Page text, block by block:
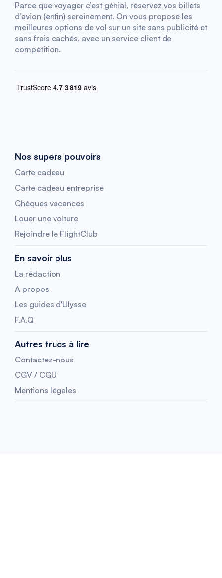
Parce que voyager c’est génial, réservez vos billets
d’avion (enfin) sereinement. On vous propose les
meilleures options de vol sur un site sans publicité et
sans frais cachés, avec un service client de
compétition.
Nos supers pouvoirs
Carte cadeau
Carte cadeau entreprise
Chèques vacances
Louer une voiture
Rejoindre le FlightClub
En savoir plus
La rédaction
A propos
Les guides d'Ulysse
F.A.Q
Autres trucs à lire
Contactez-nous
CGV / CGU
Mentions légales